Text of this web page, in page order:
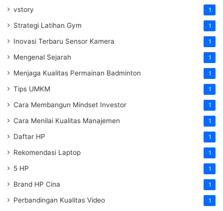
vstory 1
Strategi Latihan Gym 1
Inovasi Terbaru Sensor Kamera 1
Mengenal Sejarah 1
Menjaga Kualitas Permainan Badminton 1
Tips UMKM 1
Cara Membangun Mindset Investor 1
Cara Menilai Kualitas Manajemen 1
Daftar HP 1
Rekomendasi Laptop 1
5 HP 1
Brand HP Cina 1
Perbandingan Kualitas Video 1